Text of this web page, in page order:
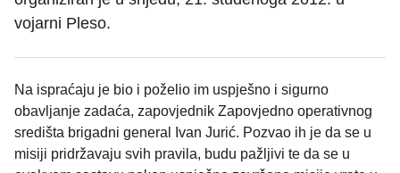
vojarni Pleso.
Na ispraćaju je bio i poželio im uspješno i sigurno
obavljanje zadaća, zapovjednik Zapovjedno operativnog
središta brigadni general Ivan Jurić. Pozvao ih je da se u
misiji pridržavaju svih pravila, budu pažljivi te da se u